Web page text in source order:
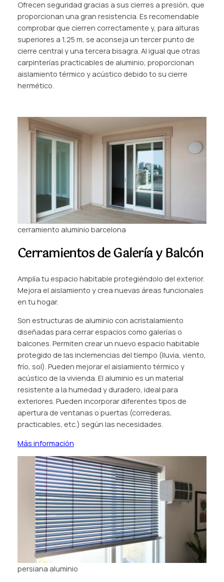
Ofrecen seguridad gracias a sus cierres a presión, que
proporcionan una gran resistencia. Es recomendable
comprobar que cierren correctamente y, para alturas
superiores a 1,25 m, se aconseja un tercer punto de
cierre central y una tercera bisagra. Al igual que otras
carpinterías practicables de aluminio, proporcionan
aislamiento térmico y acústico debido to su cierre
hermético.
cerramiento aluminio barcelona
Cerramientos de Galería y Balcón
Amplía tu espacio habitable protegiéndolo del exterior.
Mejora el aislamiento y crea nuevas áreas funcionales
en tu hogar.
Son estructuras de aluminio con acristalamiento
diseñadas para cerrar espacios como galerías o
balcones. Permiten crear un nuevo espacio habitable
protegido de las inclemencias del tiempo (lluvia, viento,
frío, sol). Pueden mejorar el aislamiento térmico y
acústico de la vivienda. El aluminio es un material
resistente a la humedad y duradero, ideal para
exteriores. Pueden incorporar diferentes tipos de
apertura de ventanas o puertas (correderas,
practicables, etc.) según las necesidades.
Más información
persiana aluminio